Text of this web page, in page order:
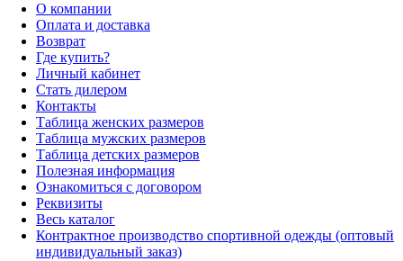
О компании
Оплата и доставка
Возврат
Где купить?
Личный кабинет
Стать дилером
Контакты
Таблица женских размеров
Таблица мужских размеров
Таблица детских размеров
Полезная информация
Ознакомиться с договором
Реквизиты
Весь каталог
Контрактное производство спортивной одежды (оптовый
индивидуальный заказ)